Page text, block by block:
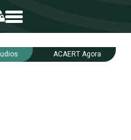
ACAERT Agora